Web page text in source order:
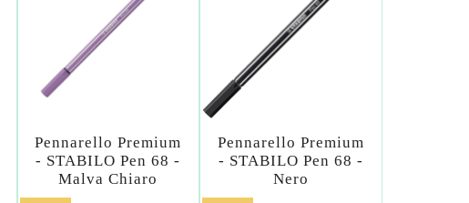
Pennarello Premium
- STABILO Pen 68 -
Malva Chiaro
Pennarello Premium
- STABILO Pen 68 -
Nero